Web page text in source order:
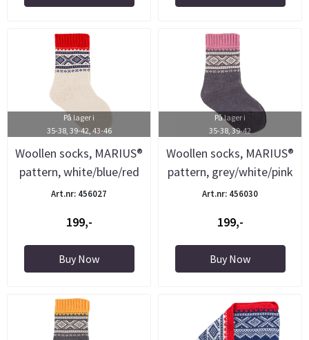
På lager i
35-38, 39-42, 43-46
Woollen socks, MARIUS®
pattern, white/blue/red
Art.nr: 456027
199,-
Buy Now
På lager i
35-38, 39-42
Woollen socks, MARIUS®
pattern, grey/white/pink
Art.nr: 456030
199,-
Buy Now